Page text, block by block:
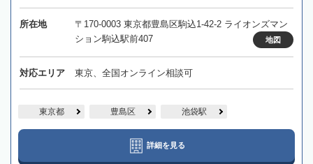
所在地
〒170-0003 東京都豊島区駒込1-42-2 ライオンズマン
ション駒込駅前407
地図
対応エリア 東京、全国オンライン相談可
東京都 豊島区 池袋駅
詳細を見る